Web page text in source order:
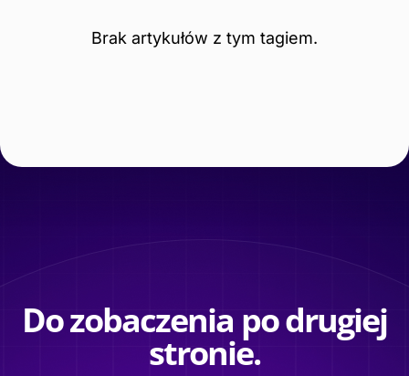
Brak artykułów z tym tagiem.
Do zobaczenia po drugiej
stronie.